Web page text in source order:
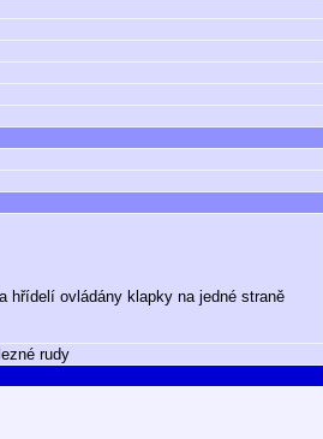
hřídelí ovládány klapky na jedné straně
rudy